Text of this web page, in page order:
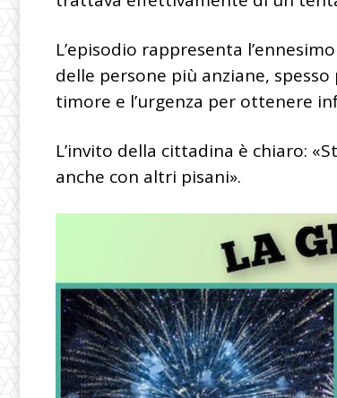
L’episodio rappresenta
delle persone più anziane,
timore e l’urgenza per ottenere
L’invito della cittadina è chiaro:
anche con altri pisani».